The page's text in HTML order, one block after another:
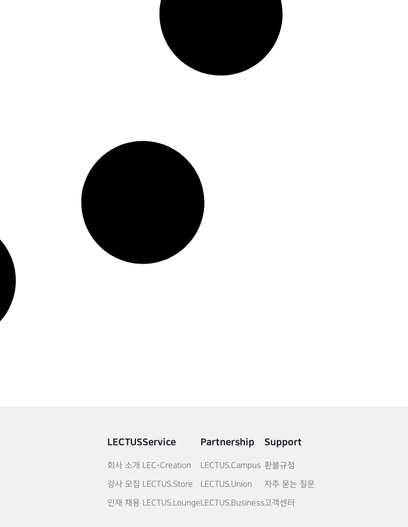
LECTUS
회사 소개
강사 모집
인재 채용
Service
LEC-Creation
LECTUS.Store
LECTUS.Lounge
Partnership
LECTUS.Campus
LECTUS.Union
LECTUS.Business
Support
환불규정
자주 묻는 질문
고객센터